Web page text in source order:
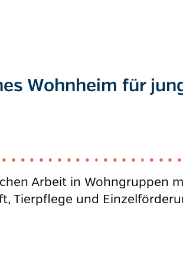
Wohnheim für
Arbeit in Wohngruppen
Tierpflege und